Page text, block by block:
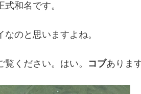
式和名です。
なのと思いますよね。
覧ください。はい。 コブありま